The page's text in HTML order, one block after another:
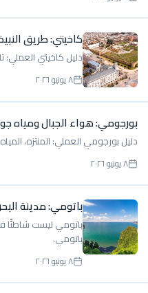
كاخيتي: طريق
دليل كاخيتي العملي:
٨ يونيو ٢٠٢٦
بورجومي: هواء الجبال ومياه
دليل بورجومي العملي: المنتزه،
٨ يونيو ٢٠٢٦
باتومي: مدينة
باتومي ليست شاطئًا
باتومي.
٨ يونيو ٢٠٢٦